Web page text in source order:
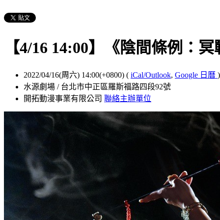
【4/16 14:00】《陰間條例：
2022/04/16(周六) 14:00(+0800) ( iCal/Outlook, Google 日曆 )
水源劇場 / 台北市中正區羅斯福路四段92號
開拓動漫事業有限公司 聯絡主辦單位